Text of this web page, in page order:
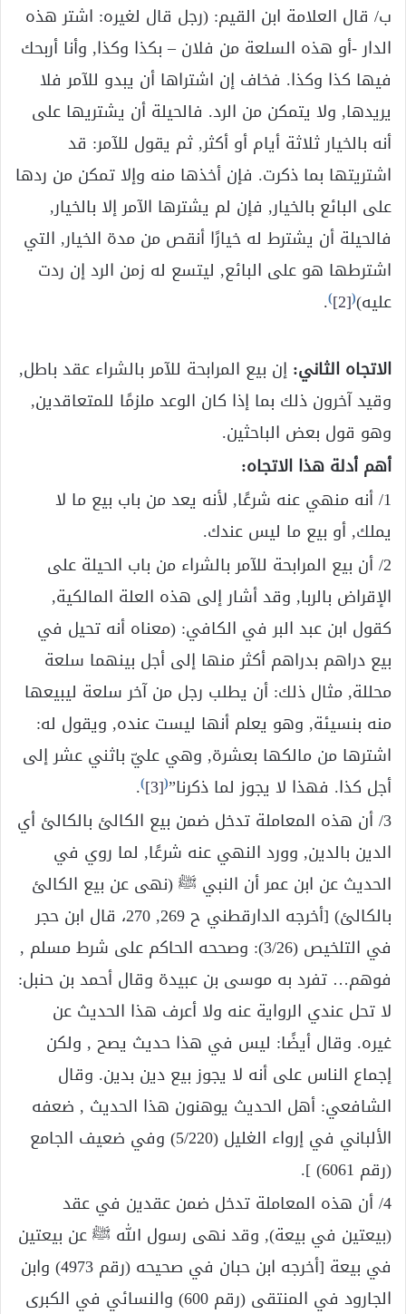
ب/ قال العلامة ابن القيم: (رجل قال لغيره: اشتر هذه
الدار -أو هذه السلعة من فلان – بكذا وكذا, وأنا أربحك
فيها كذا وكذا. فخاف إن اشتراها أن يبدو للآمر فلا
يريدها, ولا يتمكن من الرد. فالحيلة أن يشتريها على
أنه بالخيار ثلاثة أيام أو أكثر, ثم يقول للآمر: قد
اشتريتها بما ذكرت. فإن أخذها منه وإلا تمكن من ردها
على البائع بالخيار, فإن لم يشترها الآمر إلا بالخيار,
فالحيلة أن يشترط له خيارًا أنقص من مدة الخيار, التي
اشترطها هو على البائع, ليتسع له زمن الرد إن ردت
عليه)(
[2]
)
.
الاتجاه الثاني: إن بيع المرابحة للآمر بالشراء عقد باطل,
وقيد آخرون ذلك بما إذا كان الوعد ملزمًا للمتعاقدين,
وهو قول بعض الباحثين.
أهم أدلة هذا الاتجاه:
1/ أنه منهي عنه شرعًا, لأنه يعد من باب بيع ما لا
يملك, أو بيع ما ليس عندك.
2/ أن بيع المرابحة للآمر بالشراء من باب الحيلة على
الإقراض بالربا, وقد أشار إلى هذه العلة المالكية,
كقول ابن عبد البر في الكافي: (معناه أنه تحيل في
بيع دراهم بدراهم أكثر منها إلى أجل بينهما سلعة
محللة, مثال ذلك: أن يطلب رجل من آخر سلعة ليبيعها
منه بنسيئة, وهو يعلم أنها ليست عنده, ويقول له:
اشترها من مالكها بعشرة, وهي عليّ باثني عشر إلى
أجل كذا. فهذا لا يجوز لما ذكرنا”(
[3]
)
.
3/ أن هذه المعاملة تدخل ضمن بيع الكالئ بالكالئ أي
الدين بالدين, وورد النهي عنه شرعًا, لما روي في
الحديث عن ابن عمر أن النبي ﷺ (نهى عن بيع الكالئ
بالكالئ) [أخرجه الدارقطني ح 269, 270، قال ابن حجر
في التلخيص (3/26): وصححه الحاكم على شرط مسلم ,
فوهم… تفرد به موسى بن عبيدة وقال أحمد بن حنبل:
لا تحل عندي الرواية عنه ولا أعرف هذا الحديث عن
غيره. وقال أيضًا: ليس في هذا حديث يصح , ولكن
إجماع الناس على أنه لا يجوز بيع دين بدين. وقال
الشافعي: أهل الحديث يوهنون هذا الحديث , ضعفه
الألباني في إرواء الغليل (5/220) وفي ضعيف الجامع
(رقم 6061) ].
4/ أن هذه المعاملة تدخل ضمن عقدين في عقد
(بيعتين في بيعة), وقد نهى رسول الله ﷺ عن بيعتين
في بيعة [أخرجه ابن حبان في صحيحه (رقم 4973) وابن
الجارود في المنتقى (رقم 600) والنسائي في الكبرى